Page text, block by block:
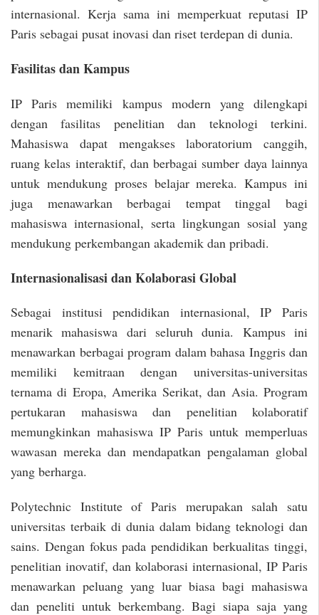
internasional. Kerja sama ini memperkuat reputasi IP
Paris sebagai pusat inovasi dan riset terdepan di dunia.
Fasilitas dan Kampus
IP Paris memiliki kampus modern yang dilengkapi
dengan fasilitas penelitian dan teknologi terkini.
Mahasiswa dapat mengakses laboratorium canggih,
ruang kelas interaktif, dan berbagai sumber daya lainnya
untuk mendukung proses belajar mereka. Kampus ini
juga menawarkan berbagai tempat tinggal bagi
mahasiswa internasional, serta lingkungan sosial yang
mendukung perkembangan akademik dan pribadi.
Internasionalisasi dan Kolaborasi Global
Sebagai institusi pendidikan internasional, IP Paris
menarik mahasiswa dari seluruh dunia. Kampus ini
menawarkan berbagai program dalam bahasa Inggris dan
memiliki kemitraan dengan universitas-universitas
ternama di Eropa, Amerika Serikat, dan Asia. Program
pertukaran mahasiswa dan penelitian kolaboratif
memungkinkan mahasiswa IP Paris untuk memperluas
wawasan mereka dan mendapatkan pengalaman global
yang berharga.
Polytechnic Institute of Paris merupakan salah satu
universitas terbaik di dunia dalam bidang teknologi dan
sains. Dengan fokus pada pendidikan berkualitas tinggi,
penelitian inovatif, dan kolaborasi internasional, IP Paris
menawarkan peluang yang luar biasa bagi mahasiswa
dan peneliti untuk berkembang. Bagi siapa saja yang